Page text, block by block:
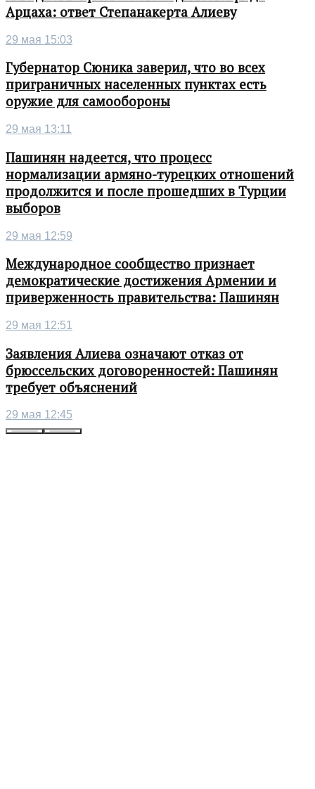
Арцаха: ответ Степанакерта Алиеву
29 мая 15:03
Губернатор Сюника заверил, что во всех
приграничных населенных пунктах есть
оружие для самообороны
29 мая 13:11
Пашинян надеется, что процесс
нормализации армяно-турецких отношений
продолжится и после прошедших в Турции
выборов
29 мая 12:59
Международное сообщество признает
демократические достижения Армении и
приверженность правительства: Пашинян
29 мая 12:51
Заявления Алиева означают отказ от
брюссельских договоренностей: Пашинян
требует объяснений
29 мая 12:45